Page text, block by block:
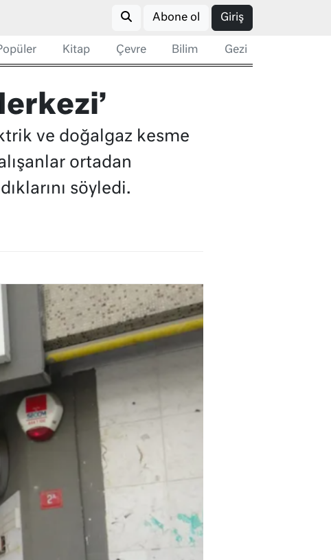
Abone ol Giriş
Kitap Çevre Bilim Gezi
ve doğalgaz kesme
ortadan
söyledi.